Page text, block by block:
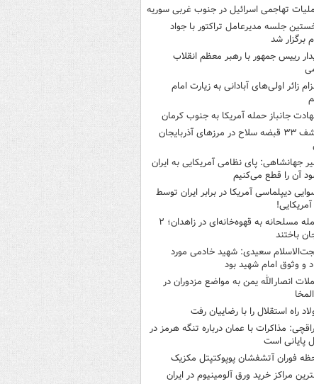
تهاجمی اسرائیل در جنوب غربی سوریه
جلسه مدیرعامل تراکتور با جواد
برگزار شد
رییس جمهور با رهبر معظم انقلاب
زائر اولی‌های آبادانی به زیارت امام
جانباز حمله آمریکا به جنوب کرمان
کشف ۳۳ قبضه سلاح در مرزهای آذربایجان
جهانشاهی: پای نظامی آمریکایی به ایران
آن را قطع می‌کنیم
دیپلماسی آمریکا در برابر ایران توسط
آمریکایی!
حمله مسلحانه به قهوه‌خانه‌ای در زاهدان؛ ۲
باختند
سعیدی: شهید خادمی مورد
و وثوق امام شهید بود
انصارالله یمن به مواضع مزدوران در
راه استقلال را با رضاییان رفت
مذاکرات با عمان درباره تنگه هرمز در
پایانی است
فوران آتشفشان پوپوکتپتل مکزیک
مراکز خرید ورق آلومینیوم در ایران